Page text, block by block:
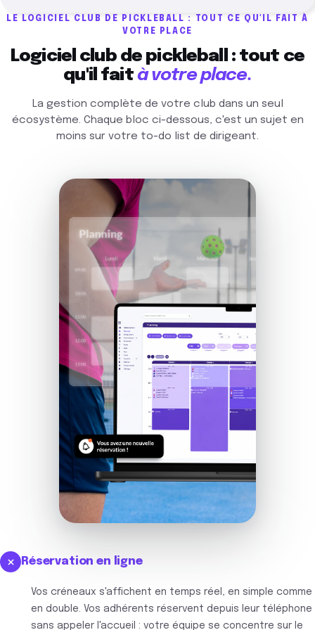
LE LOGICIEL CLUB DE PICKLEBALL : TOUT CE QU'IL FAIT À
VOTRE PLACE
Logiciel club de pickleball : tout ce
qu'il fait à votre place.
La gestion complète de votre club dans un seul
écosystème. Chaque bloc ci-dessous, c'est un sujet en
moins sur votre to-do list de dirigeant.
Réservation en ligne
Vos créneaux s'affichent en temps réel, en simple comme
en double. Vos adhérents réservent depuis leur téléphone
sans appeler l'accueil : votre équipe se concentre sur le